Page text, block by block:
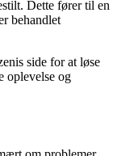
Dette fører til en
behandlet
side for at løse
oplevelse og